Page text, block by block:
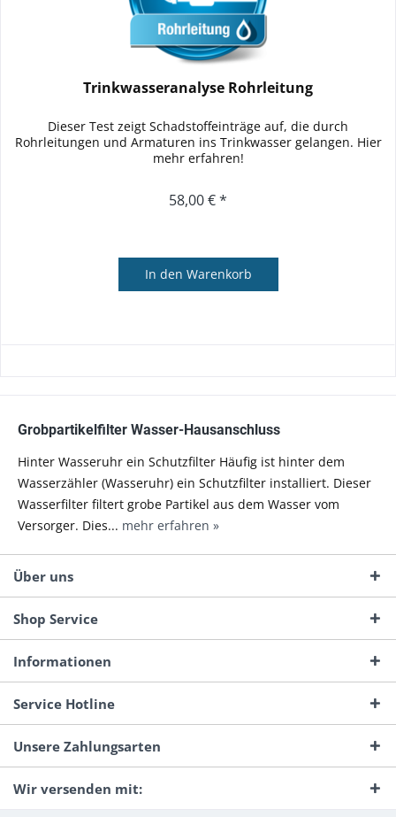
Trinkwasseranalyse Rohrleitung
Dieser Test zeigt Schadstoffeinträge auf, die durch
Rohrleitungen und Armaturen ins Trinkwasser gelangen. Hier
mehr erfahren!
58,00 € *
In den Warenkorb
Grobpartikelfilter Wasser-Hausanschluss
Hinter Wasseruhr ein Schutzfilter Häufig ist hinter dem
Wasserzähler (Wasseruhr) ein Schutzfilter installiert. Dieser
Wasserfilter filtert grobe Partikel aus dem Wasser vom
Versorger. Dies... mehr erfahren »
Über uns
Shop Service
Informationen
Service Hotline
Unsere Zahlungsarten
Wir versenden mit: